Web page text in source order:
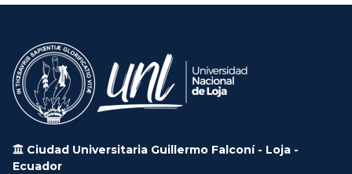
Ciudad Universitaria Guillermo Falconí - Loja -
Ecuador